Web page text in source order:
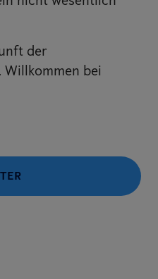
der
Willkommen bei